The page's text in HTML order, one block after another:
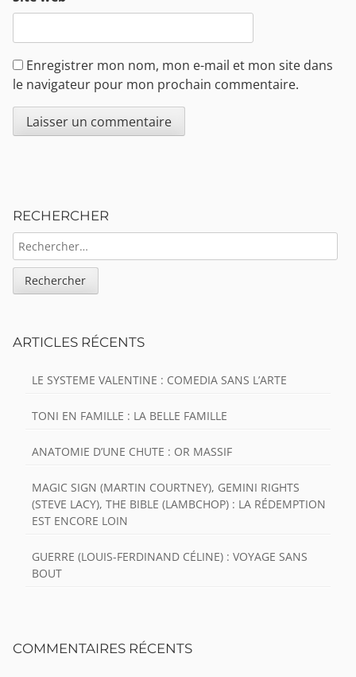
Enregistrer mon nom, mon e-mail et mon site dans
le navigateur pour mon prochain commentaire.
RECHERCHER
RECHERCHER :
ARTICLES RÉCENTS
LE SYSTEME VALENTINE : COMEDIA SANS L’ARTE
TONI EN FAMILLE : LA BELLE FAMILLE
ANATOMIE D’UNE CHUTE : OR MASSIF
MAGIC SIGN (MARTIN COURTNEY), GEMINI RIGHTS
(STEVE LACY), THE BIBLE (LAMBCHOP) : LA RÉDEMPTION
EST ENCORE LOIN
GUERRE (LOUIS-FERDINAND CÉLINE) : VOYAGE SANS
BOUT
COMMENTAIRES RÉCENTS